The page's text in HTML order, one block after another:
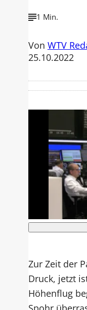
1 Min.
Von WTV
25.10.2022
Mit der
werden
Zur Zeit der
Druck, jetzt
Höhenflug